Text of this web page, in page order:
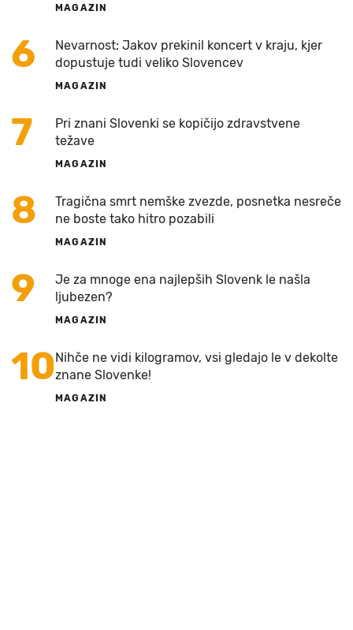
MAGAZIN
6
Nevarnost: Jakov prekinil koncert v kraju, kjer
dopustuje tudi veliko Slovencev
MAGAZIN
7
Pri znani Slovenki se kopičijo zdravstvene
težave
MAGAZIN
8
Tragična smrt nemške zvezde, posnetka nesreče
ne boste tako hitro pozabili
MAGAZIN
9
Je za mnoge ena najlepših Slovenk le našla
ljubezen?
MAGAZIN
10Nihče ne vidi kilogramov, vsi gledajo le v dekolte
znane Slovenke!
MAGAZIN